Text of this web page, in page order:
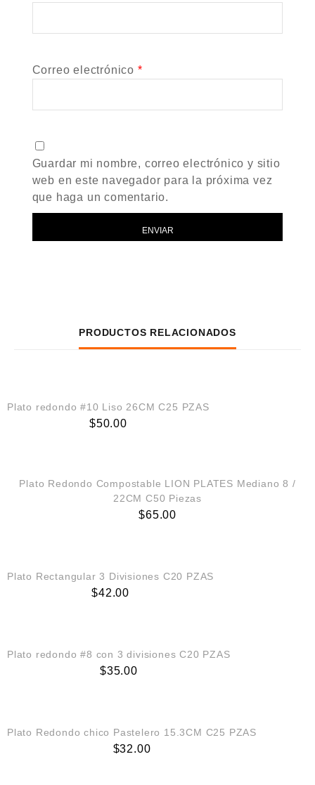
Correo electrónico *
Guardar mi nombre, correo electrónico y sitio
web en este navegador para la próxima vez
que haga un comentario.
PRODUCTOS RELACIONADOS
Plato redondo #10 Liso 26CM C25 PZAS
$50.00
Plato Redondo Compostable LION PLATES Mediano 8 /
22CM C50 Piezas
$65.00
Plato Rectangular 3 Divisiones C20 PZAS
$42.00
Plato redondo #8 con 3 divisiones C20 PZAS
$35.00
Plato Redondo chico Pastelero 15.3CM C25 PZAS
$32.00